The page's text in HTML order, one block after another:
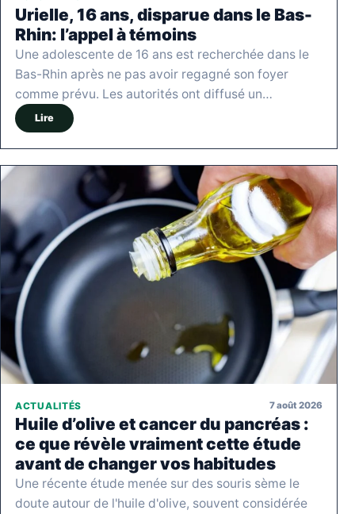
Urielle, 16 ans, disparue dans le Bas-
Rhin: l’appel à témoins
Une adolescente de 16 ans est recherchée dans le
Bas-Rhin après ne pas avoir regagné son foyer
comme prévu. Les autorités ont diffusé un…
Lire
ACTUALITÉS 7 août 2026
Huile d’olive et cancer du pancréas :
ce que révèle vraiment cette étude
avant de changer vos habitudes
Une récente étude menée sur des souris sème le
doute autour de l'huile d'olive, souvent considérée